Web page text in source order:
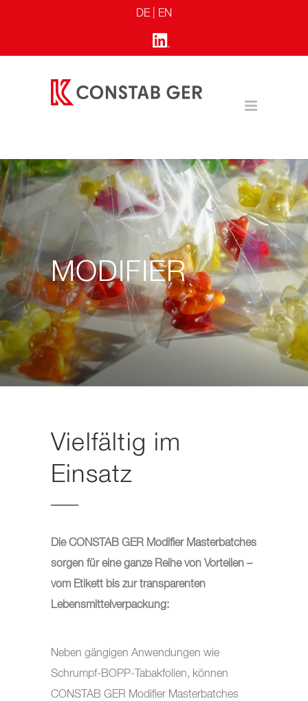
DE | EN
MODIFIER
Vielfältig im
Einsatz
Die CONSTAB GER Modifier Masterbatches
sorgen für eine ganze Reihe von Vorteilen –
vom Etikett bis zur transparenten
Lebensmittelverpackung:
Neben gängigen Anwendungen wie
Schrumpf-BOPP-Tabakfolien, können
CONSTAB GER Modifier Masterbatches